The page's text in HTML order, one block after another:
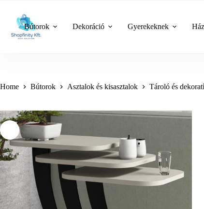
content
Bútorok Dekoráció Gyerekeknek
Home Bútorok Asztalok és kisasztalok Tároló és